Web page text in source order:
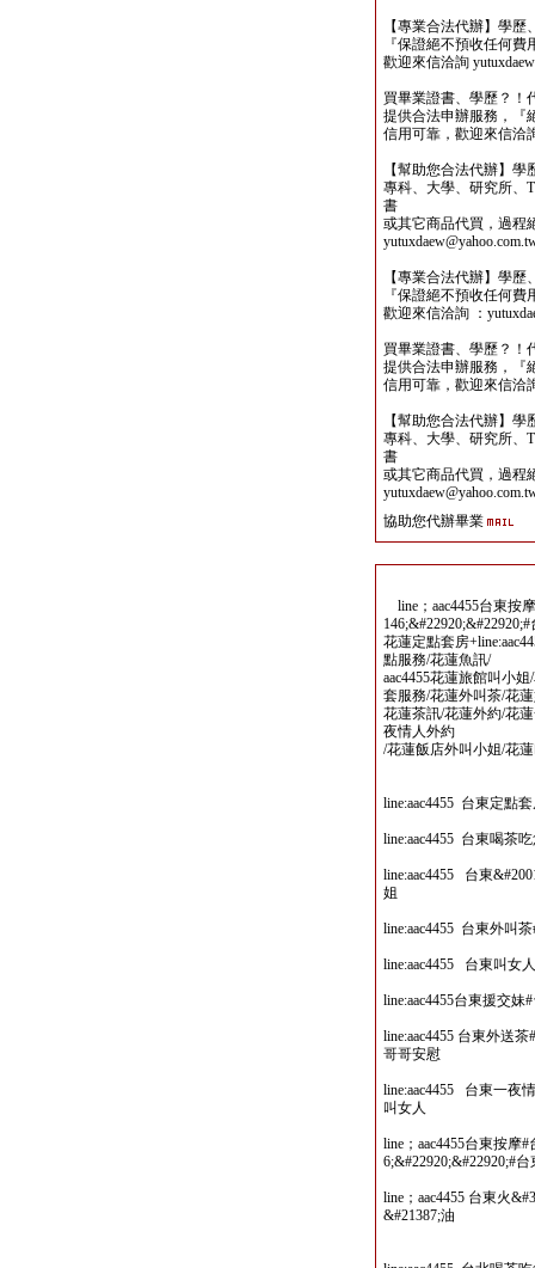
【專業合法代辦】學
『保證絕不預收任何
歡迎來信洽詢
買畢業證書、學歷？！
提供合法申辦服務，『
信用可靠，歡迎來信洽
【幫助您合法代辦】
專科、大學、研究所、
書
或其它商品代買，過程
【專業合法代辦】學
『保證絕不預收任何
歡迎來信洽詢 ：
買畢業證書、學歷？！
提供合法申辦服務，『
信用可靠，歡迎來信洽
【幫助您合法代辦】
專科、大學、研究所、
書
或其它商品代買，過程
協助您代辦畢業
line；aac4455台東按
花蓮定點套房
點服務/花蓮魚訊/
aac4455花蓮旅館叫小
套服務/花蓮外叫茶/花
花蓮茶訊/花蓮外約/花
夜情人外約
/花蓮飯店外叫小姐/花
line:aac4455 台東定點
line:aac4455 台東喝茶
line:aac4455 台東
姐
line:aac4455 台東外叫
line:aac4455 台東叫女
line:aac4455台東援交
line:aac4455 台東外送
哥哥安慰
line:aac4455 台東一夜
叫女人
line；aac4455台東按摩
6;&#22920;&#22920;#
line；aac4455 台東火
&#21387;油